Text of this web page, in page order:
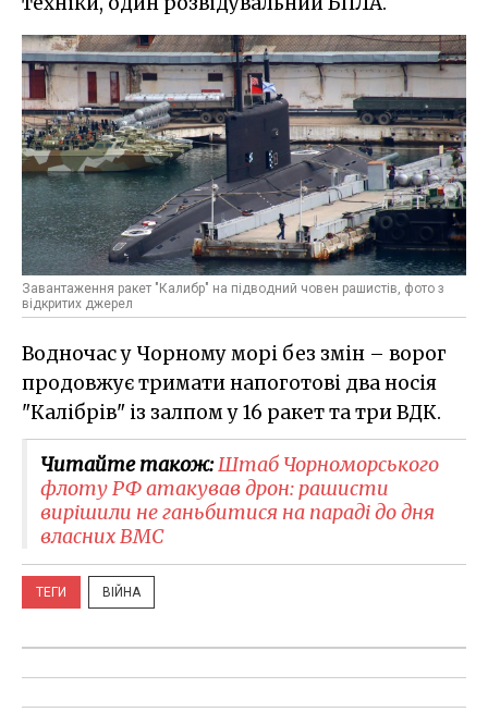
Завантаження ракет "Калибр" на підводний човен рашистів, фото з
відкритих джерел
Водночас у Чорному морі без змін – ворог
продовжує тримати напоготові два носія
"Калібрів" із залпом у 16 ракет та три ВДК.
Читайте також:Штаб Чорноморського
флоту РФ атакував дрон: рашисти
вирішили не ганьбитися на параді до дня
власних ВМС
ТЕГИ ВІЙНА